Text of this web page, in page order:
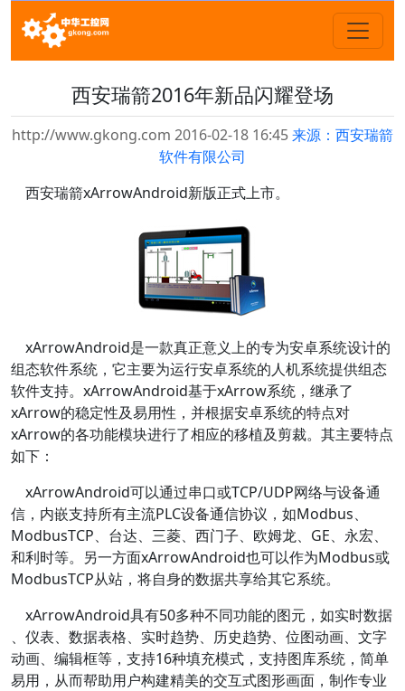
西安瑞箭2016年新品闪耀登场
http://www.gkong.com 2016-02-18 16:45来源：西安瑞箭
软件有限公司
西安瑞箭xArrowAndroid新版正式上市。
xArrowAndroid是一款真正意义上的专为安卓系统设计的
组态软件系统，它主要为运行安卓系统的人机系统提供组态
软件支持。xArrowAndroid基于xArrow系统，继承了
xArrow的稳定性及易用性，并根据安卓系统的特点对
xArrow的各功能模块进行了相应的移植及剪裁。其主要特点
如下：
xArrowAndroid可以通过串口或TCP/UDP网络与设备通
信，内嵌支持所有主流PLC设备通信协议，如Modbus、
ModbusTCP、台达、三菱、西门子、欧姆龙、GE、永宏、
和利时等。另一方面xArrowAndroid也可以作为Modbus或
ModbusTCP从站，将自身的数据共享给其它系统。
xArrowAndroid具有50多种不同功能的图元，如实时数据
、仪表、数据表格、实时趋势、历史趋势、位图动画、文字
动画、编辑框等，支持16种填充模式，支持图库系统，简单
易用，从而帮助用户构建精美的交互式图形画面，制作专业